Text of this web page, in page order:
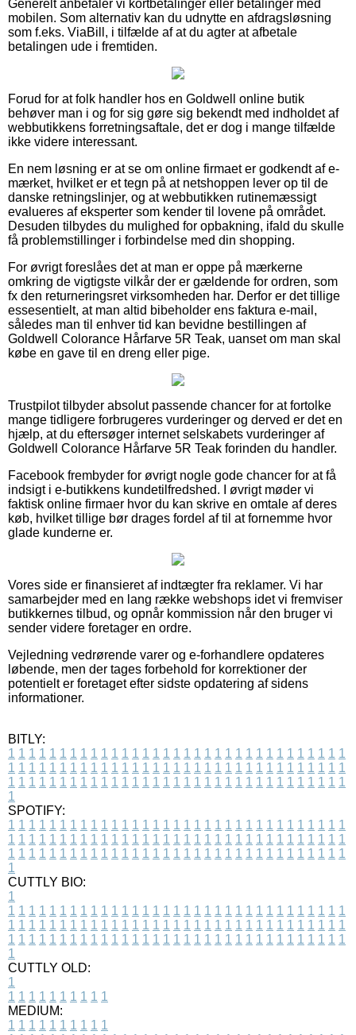
Generelt anbefaler vi kortbetalinger eller betalinger med
mobilen. Som alternativ kan du udnytte en afdragsløsning
som f.eks. ViaBill, i tilfælde af at du agter at afbetale
betalingen ude i fremtiden.
Forud for at folk handler hos en Goldwell online butik
behøver man i og for sig gøre sig bekendt med indholdet af
webbutikkens forretningsaftale, det er dog i mange tilfælde
ikke videre interessant.
En nem løsning er at se om online firmaet er godkendt af e-
mærket, hvilket er et tegn på at netshoppen lever op til de
danske retningslinjer, og at webbutikken rutinemæssigt
evalueres af eksperter som kender til lovene på området.
Desuden tilbydes du mulighed for opbakning, ifald du skulle
få problemstillinger i forbindelse med din shopping.
For øvrigt foreslåes det at man er oppe på mærkerne
omkring de vigtigste vilkår der er gældende for ordren, som
fx den returneringsret virksomheden har. Derfor er det tillige
essesentielt, at man altid bibeholder ens faktura e-mail,
således man til enhver tid kan bevidne bestillingen af
Goldwell Colorance Hårfarve 5R Teak, uanset om man skal
købe en gave til en dreng eller pige.
Trustpilot tilbyder absolut passende chancer for at fortolke
mange tidligere forbrugeres vurderinger og derved er det en
hjælp, at du eftersøger internet selskabets vurderinger af
Goldwell Colorance Hårfarve 5R Teak forinden du handler.
Facebook frembyder for øvrigt nogle gode chancer for at få
indsigt i e-butikkens kundetilfredshed. I øvrigt møder vi
faktisk online firmaer hvor du kan skrive en omtale af deres
køb, hvilket tillige bør drages fordel af til at fornemme hvor
glade kunderne er.
Vores side er finansieret af indtægter fra reklamer. Vi har
samarbejder med en lang række webshops idet vi fremviser
butikkernes tilbud, og opnår kommission når den bruger vi
sender videre foretager en ordre.
Vejledning vedrørende varer og e-forhandlere opdateres
løbende, men der tages forbehold for korrektioner der
potentielt er foretaget efter sidste opdatering af sidens
informationer.
BITLY:
1 1 1 1 1 1 1 1 1 1 1 1 1 1 1 1 1 1 1 1 1 1 1 1 1 1 1 1 1 1 1 1 1
1 1 1 1 1 1 1 1 1 1 1 1 1 1 1 1 1 1 1 1 1 1 1 1 1 1 1 1 1 1 1 1 1
1 1 1 1 1 1 1 1 1 1 1 1 1 1 1 1 1 1 1 1 1 1 1 1 1 1 1 1 1 1 1 1 1
1
SPOTIFY:
1 1 1 1 1 1 1 1 1 1 1 1 1 1 1 1 1 1 1 1 1 1 1 1 1 1 1 1 1 1 1 1 1
1 1 1 1 1 1 1 1 1 1 1 1 1 1 1 1 1 1 1 1 1 1 1 1 1 1 1 1 1 1 1 1 1
1 1 1 1 1 1 1 1 1 1 1 1 1 1 1 1 1 1 1 1 1 1 1 1 1 1 1 1 1 1 1 1 1
1
CUTTLY BIO:
1
1 1 1 1 1 1 1 1 1 1 1 1 1 1 1 1 1 1 1 1 1 1 1 1 1 1 1 1 1 1 1 1 1
1 1 1 1 1 1 1 1 1 1 1 1 1 1 1 1 1 1 1 1 1 1 1 1 1 1 1 1 1 1 1 1 1
1 1 1 1 1 1 1 1 1 1 1 1 1 1 1 1 1 1 1 1 1 1 1 1 1 1 1 1 1 1 1 1 1
1
CUTTLY OLD:
1
1 1 1 1 1 1 1 1 1 1
MEDIUM:
1 1 1 1 1 1 1 1 1 1